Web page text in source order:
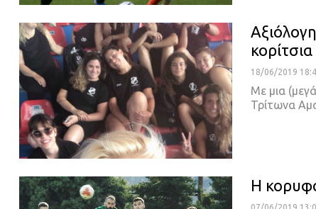
18/06/2019
Με μια
Τρίτωνα
Η
07/06/2019